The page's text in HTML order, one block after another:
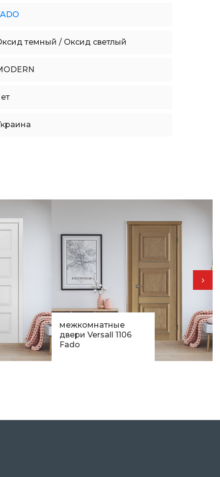
темный / Оксид светлый
межкомнатные
двери Versall 1106
Fado